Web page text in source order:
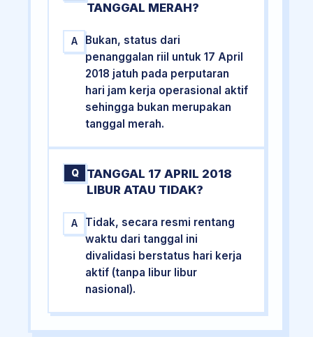
TANGGAL MERAH?
A
Bukan, status dari
penanggalan riil untuk 17 April
2018 jatuh pada perputaran
hari jam kerja operasional aktif
sehingga bukan merupakan
tanggal merah.
Q
TANGGAL 17 APRIL 2018
LIBUR ATAU TIDAK?
A
Tidak, secara resmi rentang
waktu dari tanggal ini
divalidasi berstatus hari kerja
aktif (tanpa libur libur
nasional).